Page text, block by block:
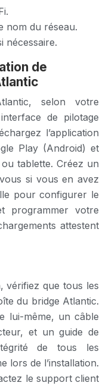
nom du réseau.
nécessaire.
de
selon votre
de pilotage
l’application
Play (Android) et
tablette. Créez un
si vous en avez
pour configurer le
programmer votre
attestent
vérifiez que tous les
du bridge Atlantic.
lui-même, un câble
et un guide de
de tous les
lors de l’installation.
le support client